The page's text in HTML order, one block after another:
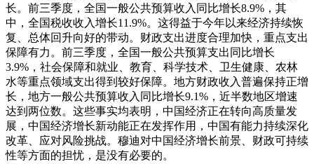
长。前三季度，全国一般公共预算收入同比增长8.9%，其
中，全国税收收入增长11.9%。这得益于今年以来经济持续恢
复、总体回升向好的带动。财政支出进度合理加快，重点支出
保障有力。前三季度，全国一般公共预算支出同比增长
3.9%，社会保障和就业、教育、科学技术、卫生健康、农林
水等重点领域支出得到较好保障。地方财政收入普遍保持正增
长，地方一般公共预算收入同比增长9.1%，近半数地区增速
达到两位数。这些事实均表明，中国经济正在转向高质量发
展，中国经济增长新动能正在发挥作用，中国有能力持续深化
改革、应对风险挑战。穆迪对中国经济增长前景、财政可持续
性等方面的担忧，是没有必要的。